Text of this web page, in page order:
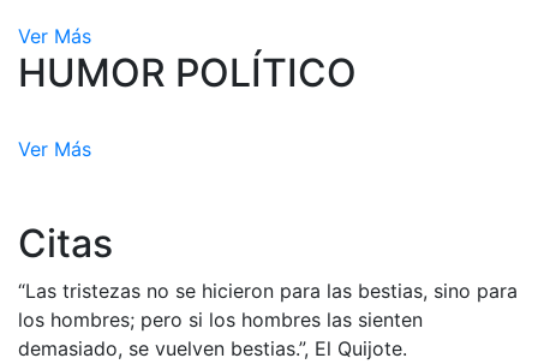
Ver Más
HUMOR POLÍTICO
Ver Más
Citas
“Las tristezas no se hicieron para las bestias, sino para
los hombres; pero si los hombres las sienten
demasiado, se vuelven bestias.”, El Quijote.